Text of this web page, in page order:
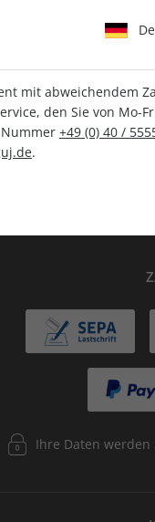
Ihre Daten
mit abweichendem
den Sie von Mo-
+49 (0) 40 /
.